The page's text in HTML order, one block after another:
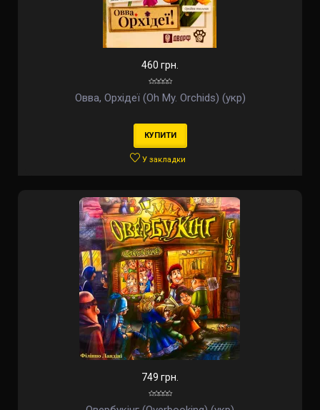
460 грн.
Овва, Орхідеї (Oh My. Orchids) (укр)
КУПИТИ
У закладки
749 грн.